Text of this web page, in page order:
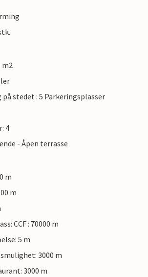
m2
stedet : 5 Parkeringsplasser
4
- Åpen terrasse
m
m
CCF : 70000 m
5 m
3000 m
3000 m